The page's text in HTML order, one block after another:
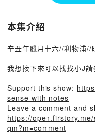
本集介紹
辛丑年臘月十六//利物浦//
我想接下來可以找找小J
Support this show:
sense-with-notes
Leave a comment and
https://
qm?m=comment